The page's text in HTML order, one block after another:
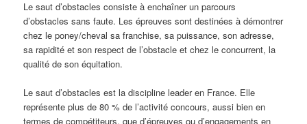
Le saut d’obstacles consiste à enchaîner un parcours
d’obstacles sans faute. Les épreuves sont destinées à démontrer
chez le poney/cheval sa franchise, sa puissance, son adresse,
sa rapidité et son respect de l’obstacle et chez le concurrent, la
qualité de son équitation.
Le saut d’obstacles est la discipline leader en France. Elle
représente plus de 80 % de l’activité concours, aussi bien en
termes de compétiteurs, que d’épreuves ou d’engagements en